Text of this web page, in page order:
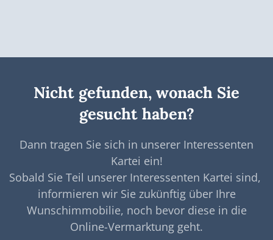
Nicht gefunden, wonach Sie
gesucht haben?
Dann tragen Sie sich in unserer Interessenten
Kartei ein!
Sobald Sie Teil unserer Interessenten Kartei sind,
informieren wir Sie zukünftig über Ihre
Wunschimmobilie, noch bevor diese in die
Online-Vermarktung geht.